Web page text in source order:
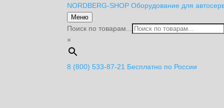
NORDBERG-SHOP Оборудование для
Меню
Поиск по товарам...
×
8 (800) 533-87-21 Бесплатно по России